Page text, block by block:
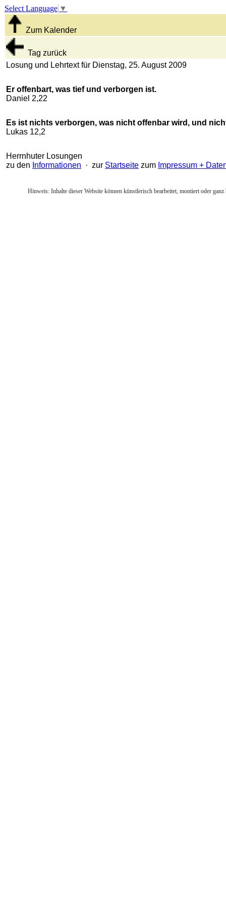
Select Language ▼
Zum Kalender
Tag zurück
Losung und Lehrtext für Dienstag, 25. August 2009
Er offenbart, was tief und verborgen ist.
Daniel 2,22
Es ist nichts verborgen, was nicht offenbar wird, und
Lukas 12,2
Herrnhuter Losungen
zu den Informationen · zur Startseite zum Impressum +
Hinweis: Inhalte dieser Website können künstlerisch bearbeitet, montiert oder